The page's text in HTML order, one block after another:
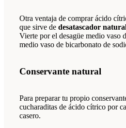
Otra ventaja de comprar ácido
que sirve de desatascador
Vierte por el desagüe medio vaso
medio vaso de bicarbonato de
Conservante natural
Para preparar tu propio
cucharaditas de ácido cítrico por
casero.